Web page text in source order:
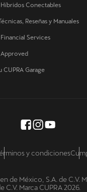
Híbridos Conectables
Reseñas y Manuales
Financial Services
Approved
CUPRA Garage
y condiciones
de México, S.A. de
C.V. Marca CUPRA 2026.